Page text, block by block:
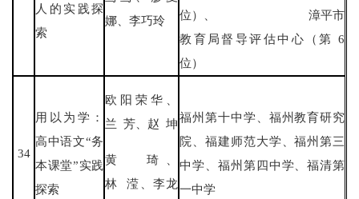
人的实践探
索
娜、李巧玲
位）、 漳平市
教育局督导评估中心（第 6
位）
34
用以为学：
高中语文“务
本课堂”实践
探索
欧阳荣华、
兰 芳、赵 坤
黄 琦、
林 滢、李龙
福州第十中学、福州教育研究
院、福建师范大学、福州第三
中学、福州第四中学、福清第
一中学